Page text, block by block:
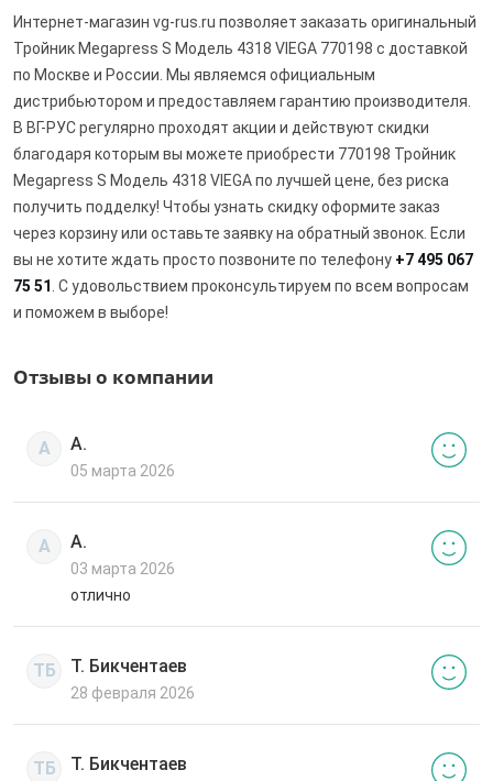
Интернет-магазин vg-rus.ru позволяет заказать оригинальный
Тройник Megapress S Модель 4318 VIEGA 770198 с доставкой
по Москве и России. Мы являемся официальным
дистрибьютором и предоставляем гарантию производителя.
В ВГ-РУС регулярно проходят акции и действуют скидки
благодаря которым вы можете приобрести 770198 Тройник
Megapress S Модель 4318 VIEGA по лучшей цене, без риска
получить подделку! Чтобы узнать скидку оформите заказ
через корзину или оставьте заявку на обратный звонок. Если
вы не хотите ждать просто позвоните по телефону +7 495 067
75 51 . С удовольствием проконсультируем по всем вопросам
и поможем в выборе!
Отзывы о компании
А А.
05 марта 2026
А А.
03 марта 2026
отлично
ТБ Т. Бикчентаев
28 февраля 2026
ТБ Т. Бикчентаев